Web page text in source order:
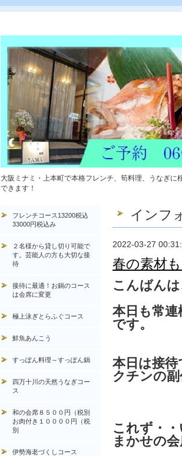
大阪ミナミ・上本町で本格フレンチ、筍料理、うなぎ
できます！
インフ
2022-03-27
春の素材
こんばん
本日も常
です。
本日は接
クチンの
これず・
まかせの
フレンチコース13200税込
33000円税込み
２名様から貸し切り可能で
す。芸能人の方も大切な接
待
接待に最適！お鍋のコース
は会席に変更
極上泳ぎとらふぐコース
鮮魚あんこう
すっぽん料理～すっぽん鍋
四万十川の天然うなぎコー
ス
和の会席８５００円（税別
お肉付き１００００円（税
別
伊勢海老づくしコース